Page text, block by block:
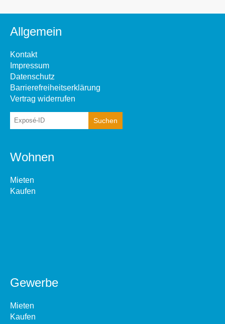
Allgemein
Kontakt
Impressum
Datenschutz
Barrierefreiheitserklärung
Vertrag widerrufen
Wohnen
Mieten
Kaufen
Gewerbe
Mieten
Kaufen